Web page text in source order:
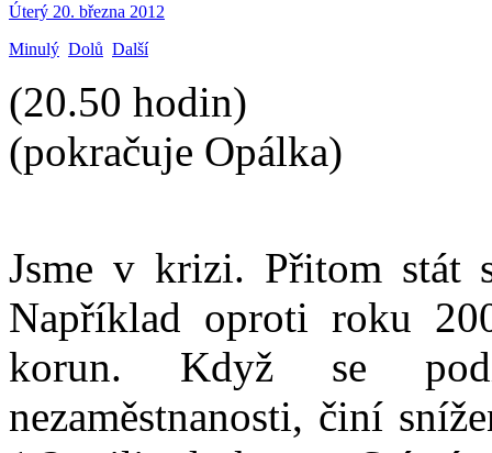
Úterý 20. března 2012
Minulý Dolů Další
(20.50 hodin)
(pokračuje Opálka)
Jsme v krizi. Přitom stát
Například oproti roku
korun. Když se
nezaměstnanosti, činí